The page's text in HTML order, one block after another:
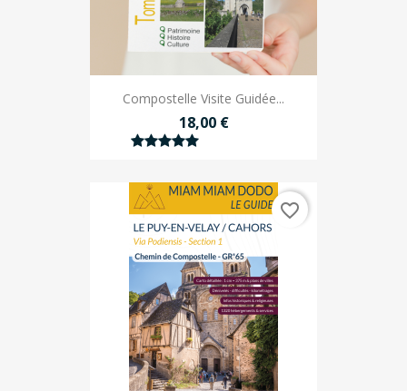
Compostelle Visite Guidée...
18,00 €
favorite_border